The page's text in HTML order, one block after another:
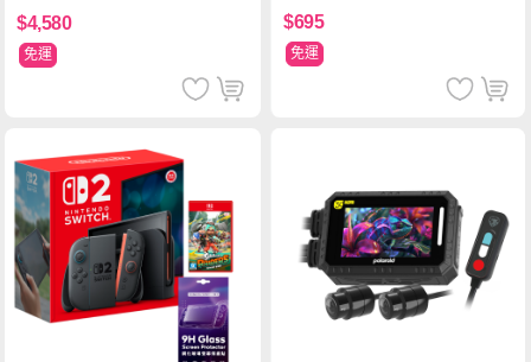
$4,580
免運
$695
免運